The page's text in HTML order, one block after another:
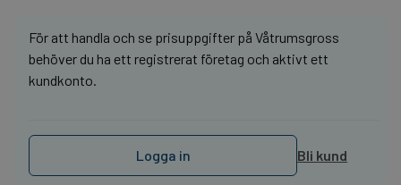
För att handla och se prisuppgifter på Våtrumsgross
behöver du ha ett registrerat företag och aktivt ett
kundkonto.
Logga in Bli kund